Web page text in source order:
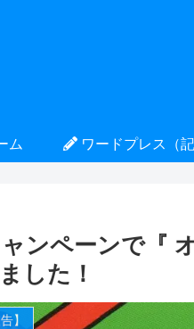
ム ワードプレス（記
ンペーンで『
した！
】